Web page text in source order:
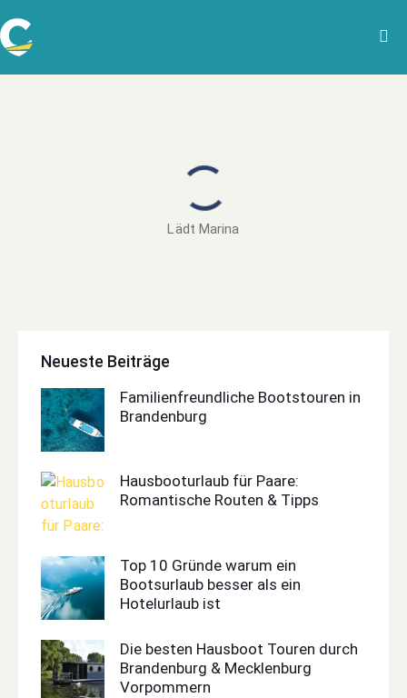
Lädt Marina
Neueste Beiträge
Familienfreundliche Bootstouren in
Brandenburg
Hausbooturlaub für Paare:
Romantische Routen & Tipps
Top 10 Gründe warum ein
Bootsurlaub besser als ein
Hotelurlaub ist
Die besten Hausboot Touren durch
Brandenburg & Mecklenburg
Vorpommern